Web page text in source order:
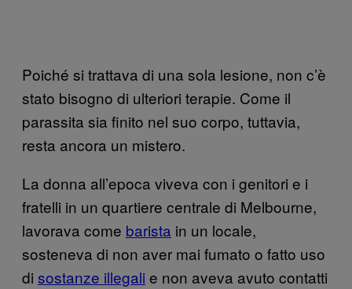
Poiché si trattava di una sola lesione, non c’è
stato bisogno di ulteriori terapie. Come il
parassita sia finito nel suo corpo, tuttavia,
resta ancora un mistero.
La donna all’epoca viveva con i genitori e i
fratelli in un quartiere centrale di Melbourne,
lavorava come barista in un locale,
sosteneva di non aver mai fumato o fatto uso
di sostanze illegali e non aveva avuto contatti